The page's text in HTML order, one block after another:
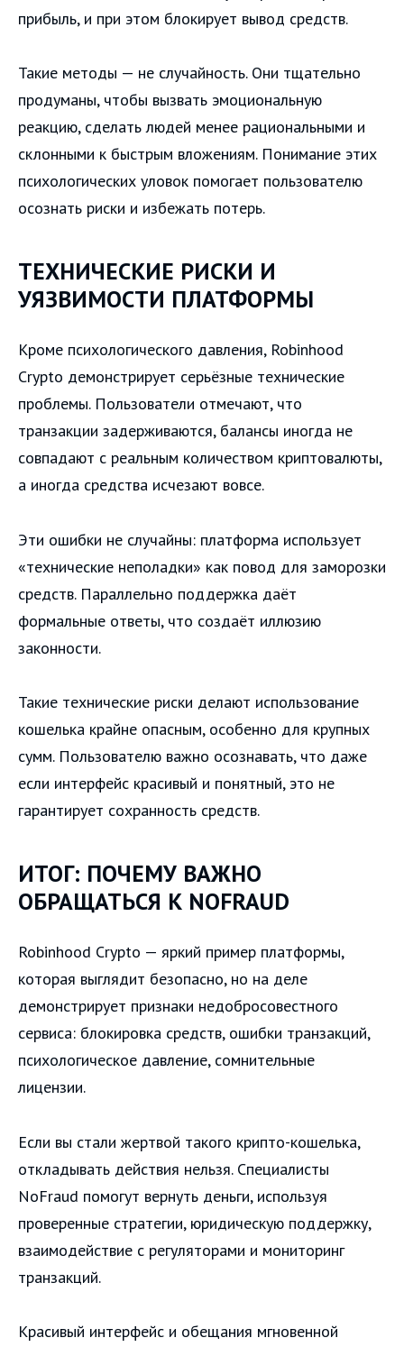
прибыль, и при этом блокирует вывод средств.
Такие методы — не случайность. Они тщательно
продуманы, чтобы вызвать эмоциональную
реакцию, сделать людей менее рациональными и
склонными к быстрым вложениям. Понимание этих
психологических уловок помогает пользователю
осознать риски и избежать потерь.
ТЕХНИЧЕСКИЕ РИСКИ И
УЯЗВИМОСТИ ПЛАТФОРМЫ
Кроме психологического давления, Robinhood
Crypto демонстрирует серьёзные технические
проблемы. Пользователи отмечают, что
транзакции задерживаются, балансы иногда не
совпадают с реальным количеством криптовалюты,
а иногда средства исчезают вовсе.
Эти ошибки не случайны: платформа использует
«технические неполадки» как повод для заморозки
средств. Параллельно поддержка даёт
формальные ответы, что создаёт иллюзию
законности.
Такие технические риски делают использование
кошелька крайне опасным, особенно для крупных
сумм. Пользователю важно осознавать, что даже
если интерфейс красивый и понятный, это не
гарантирует сохранность средств.
ИТОГ: ПОЧЕМУ ВАЖНО
ОБРАЩАТЬСЯ К NOFRAUD
Robinhood Crypto — яркий пример платформы,
которая выглядит безопасно, но на деле
демонстрирует признаки недобросовестного
сервиса: блокировка средств, ошибки транзакций,
психологическое давление, сомнительные
лицензии.
Если вы стали жертвой такого крипто-кошелька,
откладывать действия нельзя. Специалисты
NoFraud помогут вернуть деньги, используя
проверенные стратегии, юридическую поддержку,
взаимодействие с регуляторами и мониторинг
транзакций.
Красивый интерфейс и обещания мгновенной